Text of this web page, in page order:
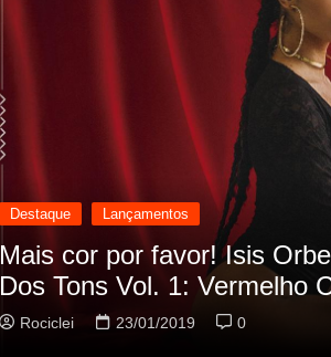
Destaque Lançamentos
Rashid vai buscar nos HQs
sua nova música
Rociclei 22/01/2019 0